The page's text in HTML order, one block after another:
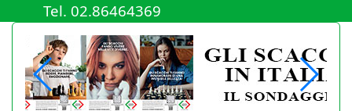
Tel. 02.86464369